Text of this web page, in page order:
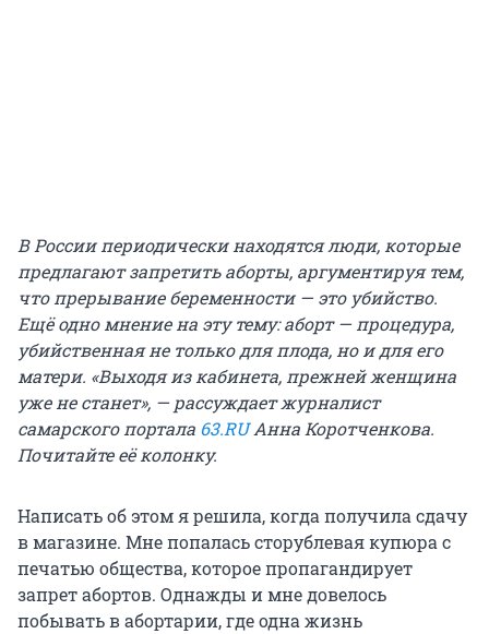
В России периодически находятся люди, которые
предлагают запретить аборты, аргументируя тем,
что прерывание беременности — это убийство.
Ещё одно мнение на эту тему: аборт — процедура,
убийственная не только для плода, но и для его
матери. «Выходя из кабинета, прежней женщина
уже не станет», — рассуждает журналист
самарского портала 63.RUАнна Коротченкова.
Почитайте её колонку.
Написать об этом я решила, когда получила сдачу
в магазине. Мне попалась сторублевая купюра с
печатью общества, которое пропагандирует
запрет абортов. Однажды и мне довелось
побывать в абортарии, где одна жизнь